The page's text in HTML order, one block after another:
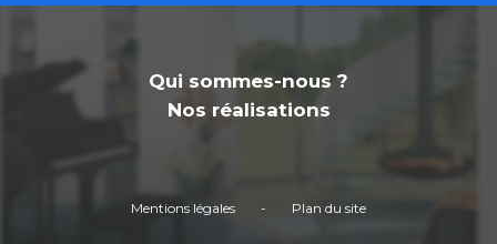
Qui sommes-nous ?
Nos réalisations
Mentions légales - Plan du site